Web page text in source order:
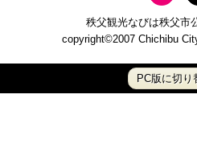
秩父観光なびは秩父市
copyright©2007 Chichibu
PC版に切り